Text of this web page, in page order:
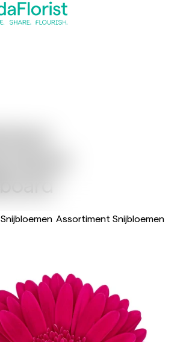
Snijbloemen Assortiment Snijbloemen